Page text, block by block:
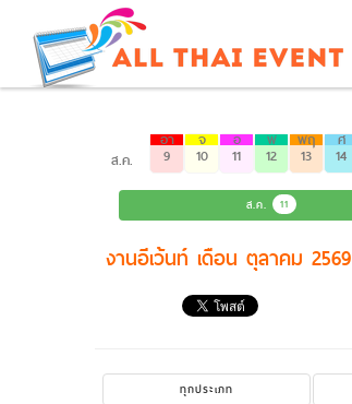
ส.ค.
อา
9
จ
10
อ
11
พ
12
พฤ
13
ศ
14
ส.ค. 11
งานอีเว้นท์ เดือน ตุลาคม 2569
ทุกประเภท